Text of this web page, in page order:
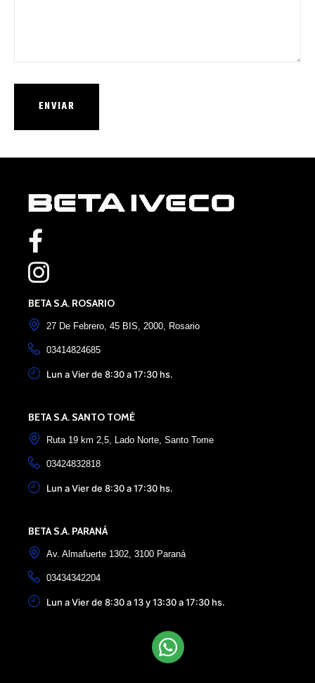
BETA S.A. ROSARIO
27 De Febrero, 45 BIS, 2000, Rosario
03414824685
Lun a Vier de 8:30 a 17:30 hs.
BETA S.A. SANTO TOMÉ
Ruta 19 km 2,5, Lado Norte, Santo Tome
03424832818
Lun a Vier de 8:30 a 17:30 hs.
BETA S.A. PARANÁ
Av. Almafuerte 1302, 3100 Paraná
03434342204
Lun a Vier de 8:30 a 13 y 13:30 a 17:30 hs.